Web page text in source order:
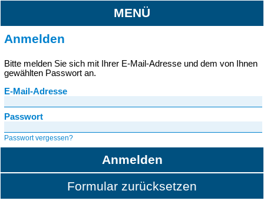
MENÜ
Anmelden
Bitte melden Sie sich mit Ihrer E-Mail-Adresse und dem von Ihnen
gewählten Passwort an.
E-Mail-Adresse
Passwort
Passwort vergessen?
Anmelden
Formular zurücksetzen